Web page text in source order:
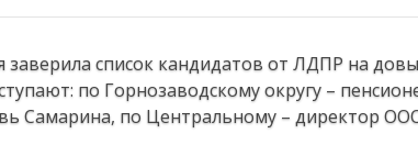
заверила список кандидатов от ЛДПР на
по Горнозаводскому округу –
Самарина, по Центральному – директор